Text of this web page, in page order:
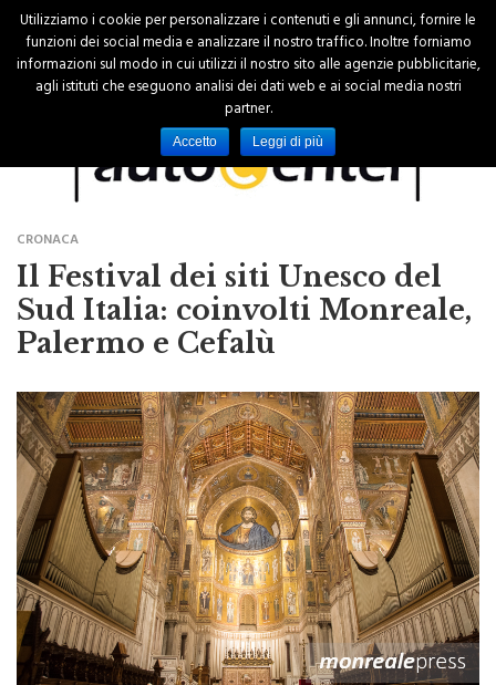
CRONACA
Il Festival dei siti Unesco del
Sud Italia: coinvolti Monreale,
Palermo e Cefalù
Utilizziamo i cookie per personalizzare i contenuti e gli annunci, fornire le
funzioni dei social media e analizzare il nostro traffico. Inoltre forniamo
informazioni sul modo in cui utilizzi il nostro sito alle agenzie pubblicitarie,
agli istituti che eseguono analisi dei dati web e ai social media nostri
partner.
Accetto Leggi di più